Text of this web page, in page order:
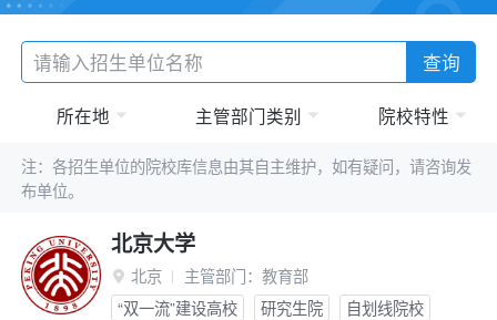
查询
所在地 主管部门类别 院校特性
注：各招生单位的院校库信息由其自主维护，如有疑问，请咨询发
布单位。
北京大学
 北京 主管部门： 教育部
“双一流”建设高校
研究生院 自划线院校